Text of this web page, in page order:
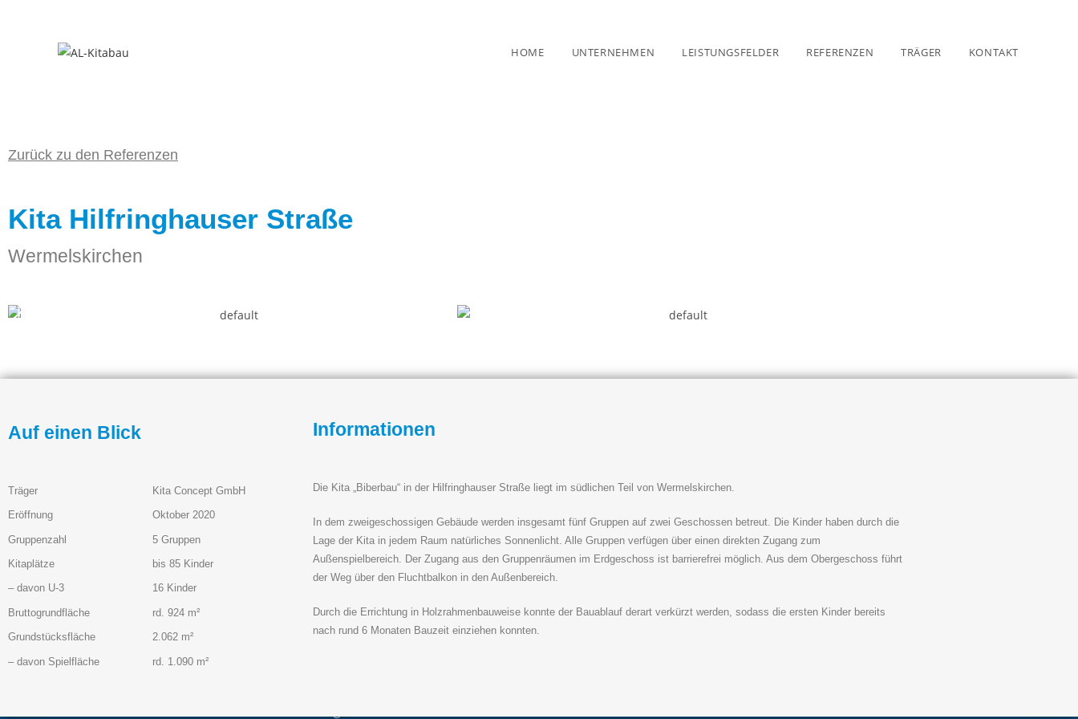
HOME UNTERNEHMEN LEISTUNGSFELDER REFERENZEN TRÄGER KONTAKT
Zurück zu den Referenzen
Kita Hilfringhauser Straße
Wermelskirchen
Auf einen Blick
Träger Kita Concept GmbH
Eröffnung Oktober 2020
Gruppenzahl 5 Gruppen
Kitaplätze bis 85 Kinder
– davon U-3 16 Kinder
Bruttogrundfläche rd. 924 m²
Grundstücksfläche 2.062 m²
– davon Spielfläche rd. 1.090 m²
Informationen
Die Kita „Biberbau“ in der Hilfringhauser Straße liegt im südlichen Teil von Wermelskirchen.
In dem zweigeschossigen Gebäude werden insgesamt fünf Gruppen auf zwei Geschossen betreut. Die Kinder haben durch die
Lage der Kita in jedem Raum natürliches Sonnenlicht. Alle Gruppen verfügen über einen direkten Zugang zum
Außenspielbereich. Der Zugang aus den Gruppenräumen im Erdgeschoss ist barrierefrei möglich. Aus dem Obergeschoss führt
der Weg über den Fluchtbalkon in den Außenbereich.
Durch die Errichtung in Holzrahmenbauweise konnte der Bauablauf derart verkürzt werden, sodass die ersten Kinder bereits
nach rund 6 Monaten Bauzeit einziehen konnten.
Über uns
Die AL-Kita Bau GmbH projektiert Kinder-tagesstätten
Adresse
AL-Kita Bau GmbH
Bredelarer Straße 4
Links
Home